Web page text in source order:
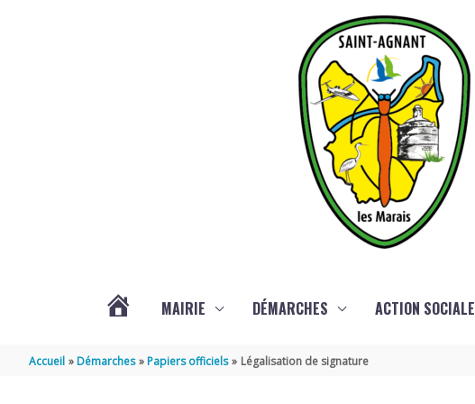
MAIRIE DÉMARCHES ACTION SOCIALE
Accueil Démarches Papiers officiels Légalisation de signature